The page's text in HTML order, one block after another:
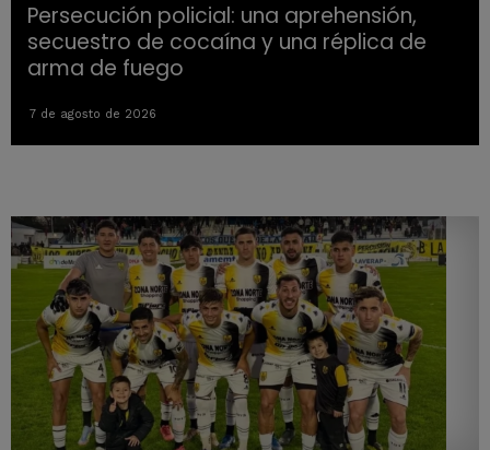
Persecución policial: una aprehensión,
secuestro de cocaína y una réplica de
arma de fuego
7 de agosto de 2026